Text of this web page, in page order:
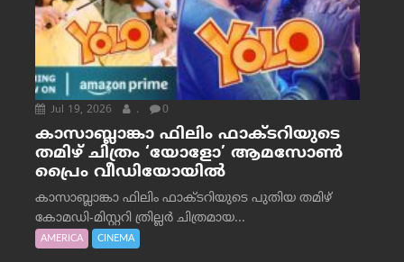
Jul 19, 2026 . 0
കാസാബ്ലാങ്കാ ഫിലിം ഫാക്ടറിയുടെ
തമിഴ് ചിത്രം ‘യോളോ’ ആമസോൺ
പ്രൈം വീഡിയോയിൽ
കാസാബ്ലാങ്കാ ഫിലിം ഫാക്ടറിയുടെ പുതിയ തമിഴ്
കോമഡി-മിസ്റ്ററി ത്രില്ലർ ചിത്രമായ...
AMERICA CINEMA